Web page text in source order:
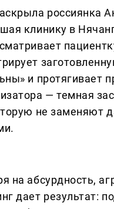
россиянка
клинику в
и протягивает
— темная
не заменяют
на абсурдность,
дает результат: